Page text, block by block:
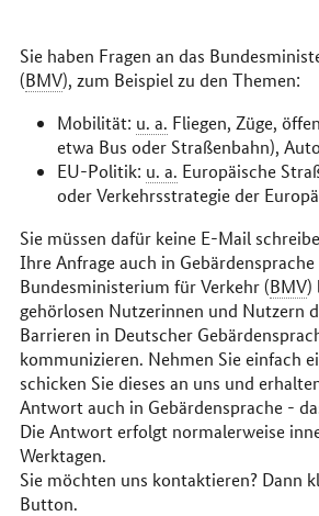
Sie haben Fragen an das
(BMV), zum Beispiel zu den Themen:
Mobilität: u. a. Fliegen, Züge,
etwa Bus oder Straßenbahn),
EU-Politik: u. a. Europäische
oder Verkehrsstrategie der
Sie müssen dafür keine E-Mail
Ihre Anfrage auch in
Bundesministerium für Verkehr (BMV)
gehörlosen Nutzerinnen und Nutzern
Barrieren in Deutscher
kommunizieren. Nehmen Sie einfach
schicken Sie dieses an uns und
Antwort auch in Gebärdensprache -
Die Antwort erfolgt normalerweise
Werktagen.
Sie möchten uns kontaktieren? Dann
Button.